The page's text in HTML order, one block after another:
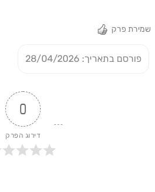
שמירת פרק
פורסם בתאריך: 28/04/2026
0
דירוג הפרק